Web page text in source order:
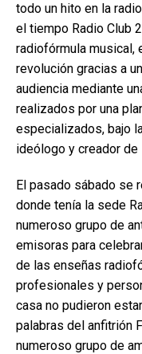
todo un hito en la
el tiempo Radio Club
radiofórmula musical,
revolución gracias a
audiencia mediante
realizados por una
especializados, bajo
ideólogo y creador de
El pasado sábado se
donde tenía la sede
numeroso grupo de
emisoras para
de las enseñas
profesionales y
casa no pudieron
palabras del anfitrión
numeroso grupo de